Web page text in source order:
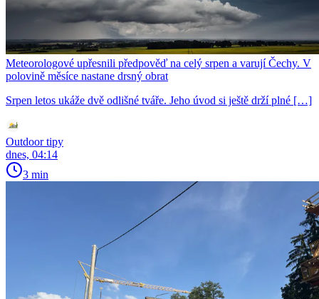
Meteorologové upřesnili předpověď na celý srpen a varují Čechy. V
polovině měsíce nastane drsný obrat
Srpen letos ukáže dvě odlišné tváře. Jeho úvod si ještě drží plné […]
Outdoor tipy
dnes, 04:14
3 min